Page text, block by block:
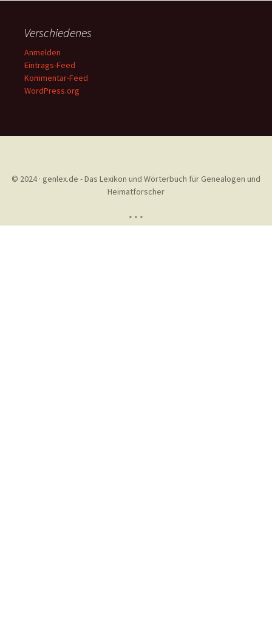
Verschiedenes
Anmelden
Eintrags-Feed
Kommentar-Feed
WordPress.org
© 2024 · genlex.de - Das Lexikon und Wörterbuch für Genealogen und
Heimatforscher
* * *